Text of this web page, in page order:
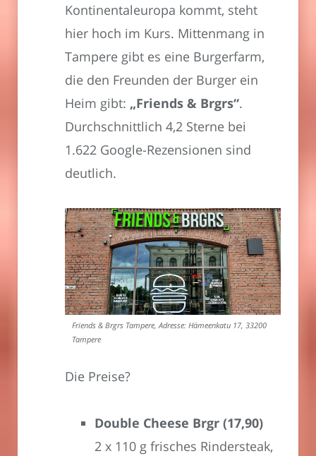
Kontinentaleuropa kommt, steht
hier hoch im Kurs. Mittenmang in
Tampere gibt es eine Burgerfarm,
die den Freunden der Burger ein
Heim gibt: „Friends & Brgrs“.
Durchschnittlich 4,2 Sterne bei
1.622 Google-Rezensionen sind
deutlich.
Friends & Brgrs Tampere, Adresse: Hämeenkatu 17, 33200
Tampere
Die Preise?
Double Cheese Brgr (17,90)
2 x 110 g frisches Rindersteak,